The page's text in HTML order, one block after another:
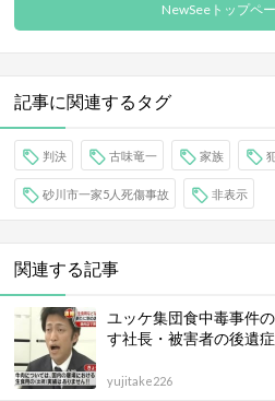
NewSeeトップペ
記事に関連するタグ
判決 古味竜一 家族
砂川市一家5人死傷事故 非表示
関連する記事
ユッケ集団食中毒事件
す社長・被害者の後遺
yujitake226